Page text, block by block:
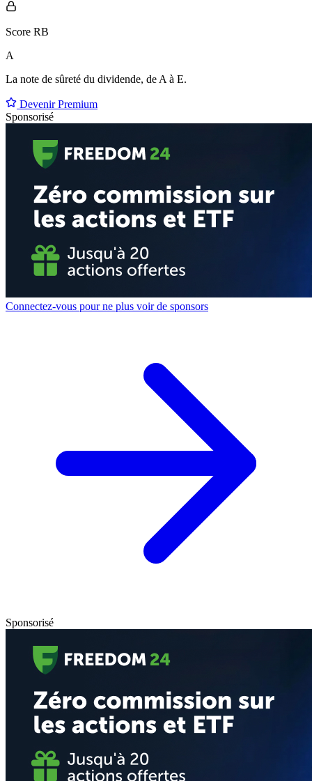
Score RB
A
La note de sûreté du dividende, de A à E.
Devenir Premium
Sponsorisé
Connectez-vous pour ne plus voir de sponsors
Sponsorisé